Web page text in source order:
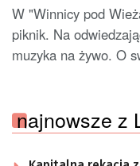
W "Winnicy pod
piknik. Na
muzyka na żywo. O
najnowsze z